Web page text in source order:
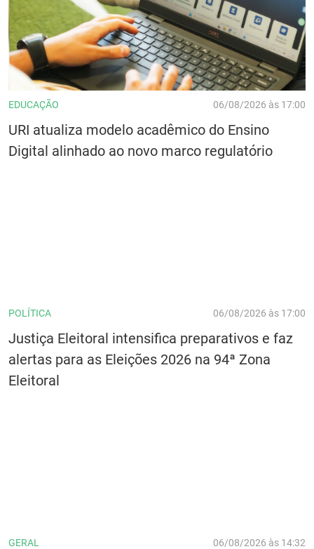
EDUCAÇÃO 06/08/2026 às 17:00
URI atualiza modelo acadêmico do Ensino
Digital alinhado ao novo marco regulatório
POLÍTICA 06/08/2026 às 17:00
Justiça Eleitoral intensifica preparativos e faz
alertas para as Eleições 2026 na 94ª Zona
Eleitoral
GERAL 06/08/2026 às 14:32